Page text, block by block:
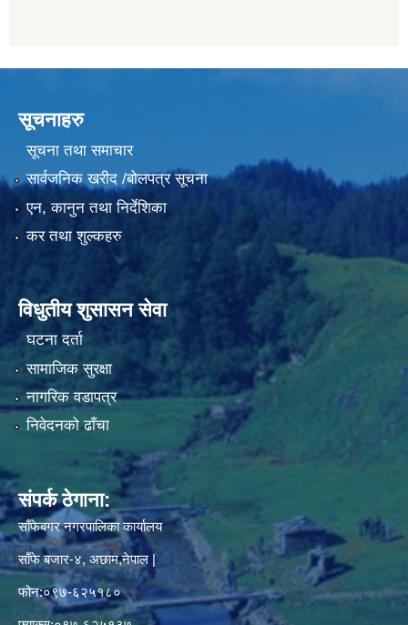
सूचनाहरु
सूचना तथा समाचार
सार्वजनिक खरीद /बोलपत्र सूचना
एन, कानुन तथा निर्देशिका
कर तथा शुल्कहरु
विधुतीय शुसासन सेवा
घटना दर्ता
सामाजिक सुरक्षा
नागरिक वडापत्र
निवेदनको ढाँचा
संपर्क ठेगाना:
साँफेबगर नगरपालिका कार्यालय
साँफे बजार-४, अछाम,नेपाल |
फोन:०९७-६२५१८०